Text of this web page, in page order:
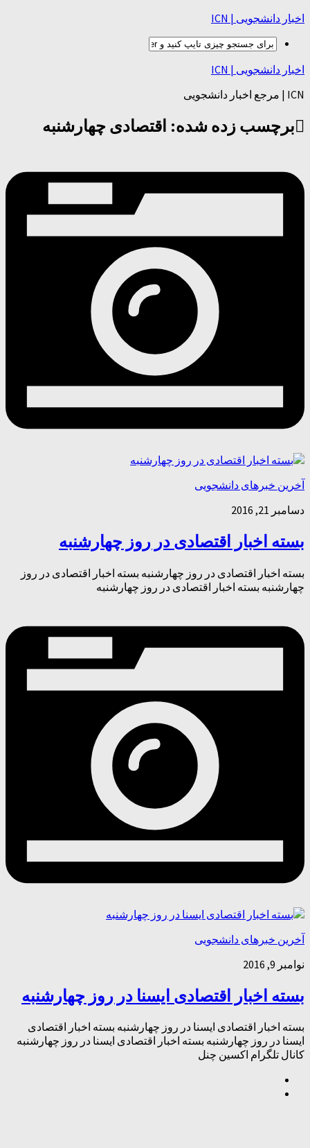
اخبار دانشجویی | ICN
اخبار دانشجویی | ICN
ICN | مرجع اخبار دانشجویی
برچسب زده شده: اقتصادی چهارشنبه
آخرین خبرهای دانشجویی
دسامبر 21, 2016
بسته اخبار اقتصادی در روز چهارشنبه
بسته اخبار اقتصادی در روز چهارشنبه بسته اخبار اقتصادی در روز
چهارشنبه بسته اخبار اقتصادی در روز چهارشنبه
آخرین خبرهای دانشجویی
نوامبر 9, 2016
بسته اخبار اقتصادی ایسنا در روز چهارشنبه
بسته اخبار اقتصادی ایسنا در روز چهارشنبه بسته اخبار اقتصادی
ایسنا در روز چهارشنبه بسته اخبار اقتصادی ایسنا در روز چهارشنبه
کانال تلگرام اکسین چنل